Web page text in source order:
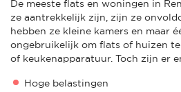
De meeste flats en woningen in
ze aantrekkelijk zijn, zijn ze
hebben ze kleine kamers en maar
ongebruikelijk om flats of huizen
of keukenapparatuur. Toch zijn er
Hoge belastingen